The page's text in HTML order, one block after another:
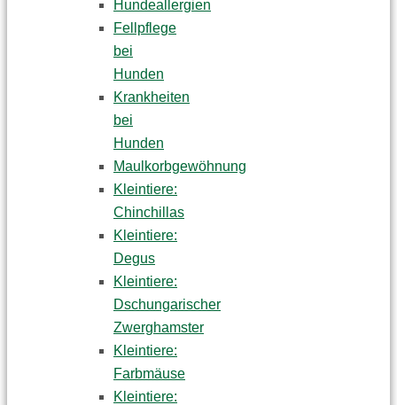
Hundeallergien
Fellpflege
bei
Hunden
Krankheiten
bei
Hunden
Maulkorbgewöhnung
Kleintiere:
Chinchillas
Kleintiere:
Degus
Kleintiere:
Dschungarischer
Zwerghamster
Kleintiere:
Farbmäuse
Kleintiere: